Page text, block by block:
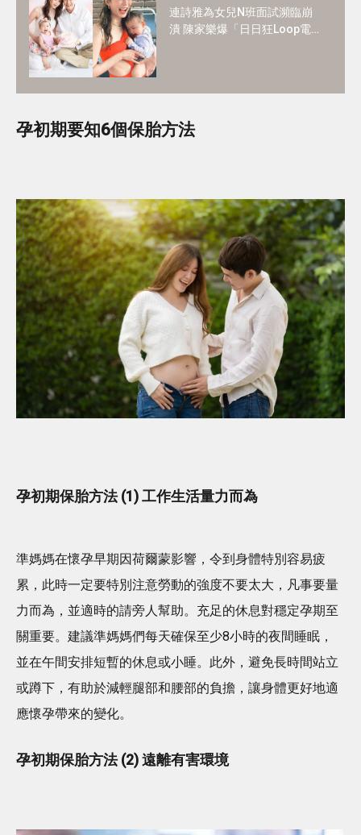
連詩雅為女兒N班面試瀕臨崩
潰 陳家樂爆「日日狂Loop電
孕初期要知6個保胎方法
孕初期保胎方法 (1) 工作生活量力而為
準媽媽在懷孕早期因荷爾蒙影響，令到身體特別容易疲
累，此時一定要特別注意勞動的強度不要太大，凡事要量
力而為，並適時的請旁人幫助。充足的休息對穩定孕期至
關重要。建議準媽媽們每天確保至少8小時的夜間睡眠，
並在午間安排短暫的休息或小睡。此外，避免長時間站立
或蹲下，有助於減輕腿部和腰部的負擔，讓身體更好地適
應懷孕帶來的變化。
孕初期保胎方法 (2) 遠離有害環境